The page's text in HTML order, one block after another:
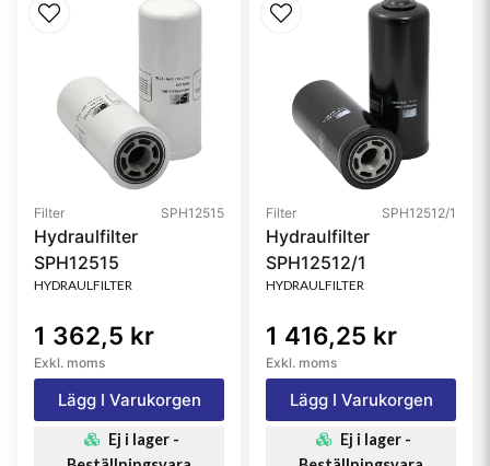
Filter SPH12515
Hydraulfilter
SPH12515
HYDRAULFILTER
1 362,5 kr
Exkl. moms
Lägg I Varukorgen
Ej i lager -
Filter SPH12512/1
Hydraulfilter
SPH12512/1
HYDRAULFILTER
1 416,25 kr
Exkl. moms
Lägg I Varukorgen
Ej i lager -